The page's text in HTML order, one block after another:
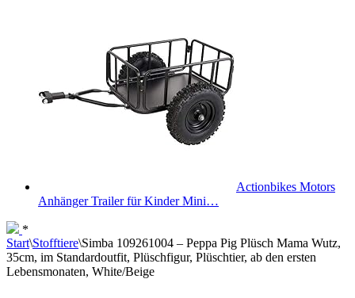
Actionbikes Motors
Anhänger Trailer für Kinder Mini…
*
Start\Stofftiere\Simba 109261004 – Peppa Pig Plüsch Mama Wutz,
35cm, im Standardoutfit, Plüschfigur, Plüschtier, ab den ersten
Lebensmonaten, White/Beige